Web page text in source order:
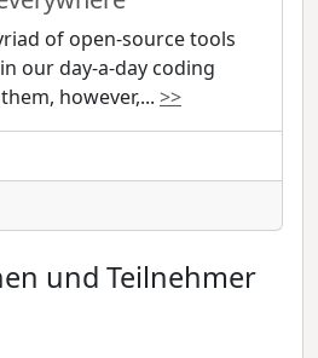
of open-source tools
our day-a-day coding
however,... >>
und Teilnehmer